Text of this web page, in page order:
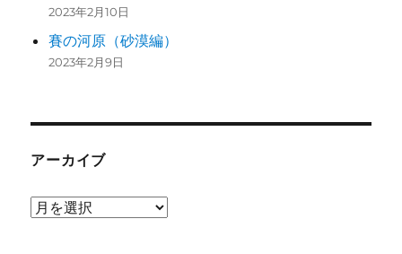
2023年2月10日
賽の河原（砂漠編）
2023年2月9日
アーカイブ
ア